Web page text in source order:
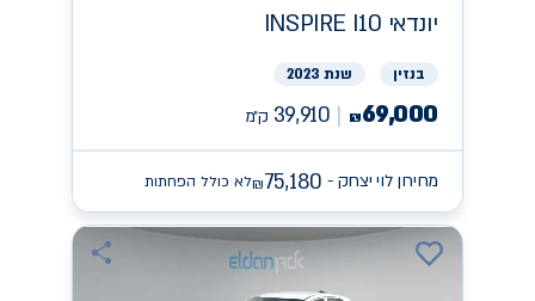
יונדאי INSPIRE I10
בנזין שנת 2023
₪69,000
39,910 ק״מ
מחירון לוי יצחק - ₪75,180 לא כולל הפחתות